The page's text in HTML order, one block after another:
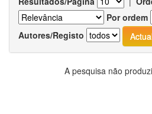
Por ordem
Autores/Registo
A pesquisa não